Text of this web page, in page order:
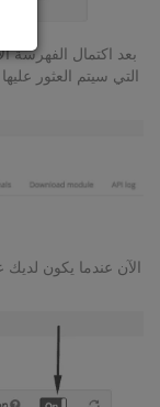
بعد اكتمال الفهرسة
التي سيتم العثور
الآن عندما يكون